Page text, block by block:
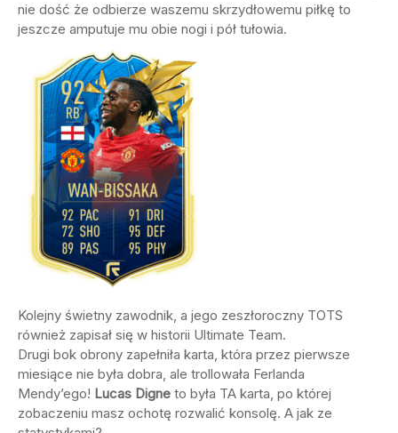
nie dość że odbierze waszemu skrzydłowemu piłkę to
jeszcze amputuje mu obie nogi i pół tułowia.
Kolejny świetny zawodnik, a jego zeszłoroczny TOTS
również zapisał się w historii Ultimate Team.
Drugi bok obrony zapełniła karta, która przez pierwsze
miesiące nie była dobra, ale trollowała Ferlanda
Mendy’ego! Lucas Digne to była TA karta, po której
zobaczeniu masz ochotę rozwalić konsolę. A jak ze